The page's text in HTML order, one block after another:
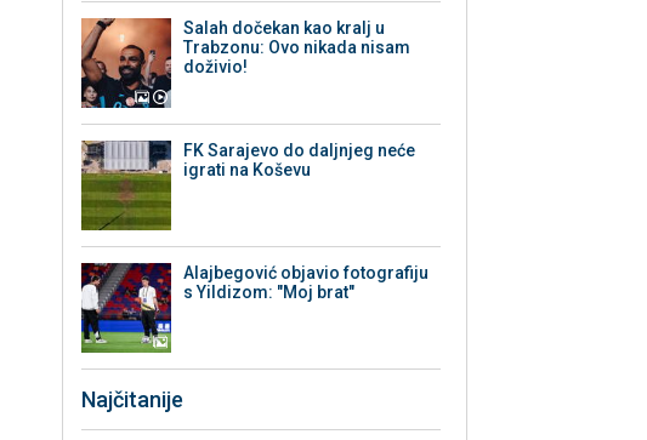
Salah dočekan kao kralj u
Trabzonu: Ovo nikada nisam
doživio!
FK Sarajevo do daljnjeg neće
igrati na Koševu
Alajbegović objavio fotografiju
s Yildizom: "Moj brat"
Najčitanije